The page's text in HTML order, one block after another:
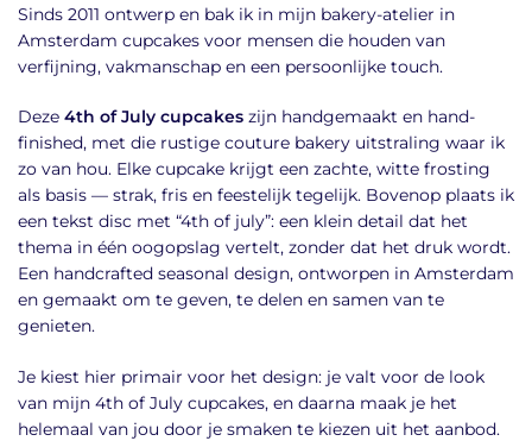
Sinds 2011 ontwerp en bak ik in mijn bakery-atelier in
Amsterdam cupcakes voor mensen die houden van
verfijning, vakmanschap en een persoonlijke touch.
Deze 4th of July cupcakes zijn handgemaakt en hand-
finished, met die rustige couture bakery uitstraling waar ik
zo van hou. Elke cupcake krijgt een zachte, witte frosting
als basis — strak, fris en feestelijk tegelijk. Bovenop plaats ik
een tekst disc met “4th of july”: een klein detail dat het
thema in één oogopslag vertelt, zonder dat het druk wordt.
Een handcrafted seasonal design, ontworpen in Amsterdam
en gemaakt om te geven, te delen en samen van te
genieten.
Je kiest hier primair voor het design: je valt voor de look
van mijn 4th of July cupcakes, en daarna maak je het
helemaal van jou door je smaken te kiezen uit het aanbod.